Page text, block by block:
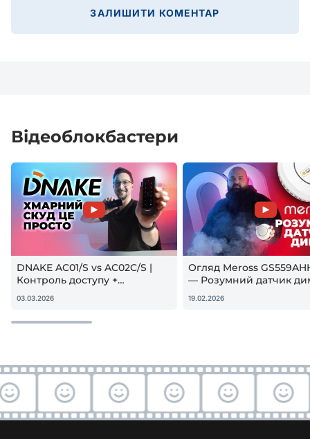
ЗАЛИШИТИ КОМЕНТАР
Відеоблокбастери
DNAKE AC01/S vs AC02C/S |
Контроль доступу +
гостьовий QR — реальна
настройка
03.03.2026
Огляд Meross
— Розумний датчик
Apple HomeKit! Чи
купувати?
19.02.2026